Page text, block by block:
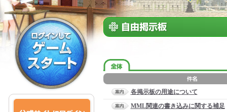
各掲示板の用途について
MML関連の書き込みに関する補足